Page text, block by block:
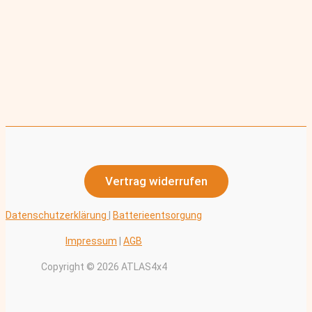
Vertrag widerrufen
Datenschutzerklärung Batterieentsorgung
Impressum AGB
Copyright © 2026 ATLAS4x4